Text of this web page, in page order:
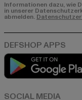
Informationen dazu, wie
in unserer
abmelden.